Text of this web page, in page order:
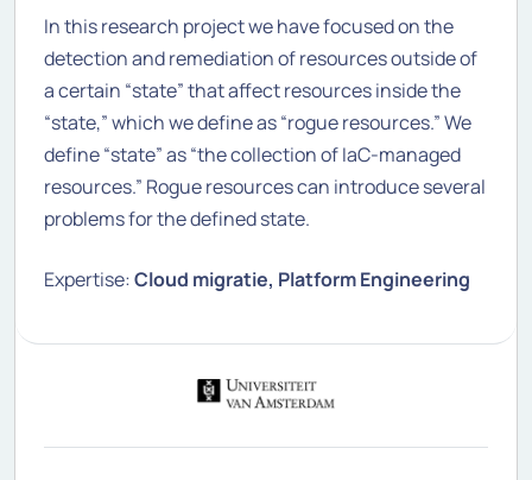
In this research project we have focused on the
detection and remediation of resources outside of
a certain “state” that affect resources inside the
“state,” which we define as “rogue resources.” We
define “state” as “the collection of IaC-managed
resources.” Rogue resources can introduce several
problems for the defined state.
Expertise:Cloud migratie, Platform Engineering